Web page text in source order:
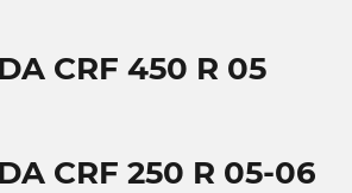
CRF 450 R 05
CRF 250 R 05-06